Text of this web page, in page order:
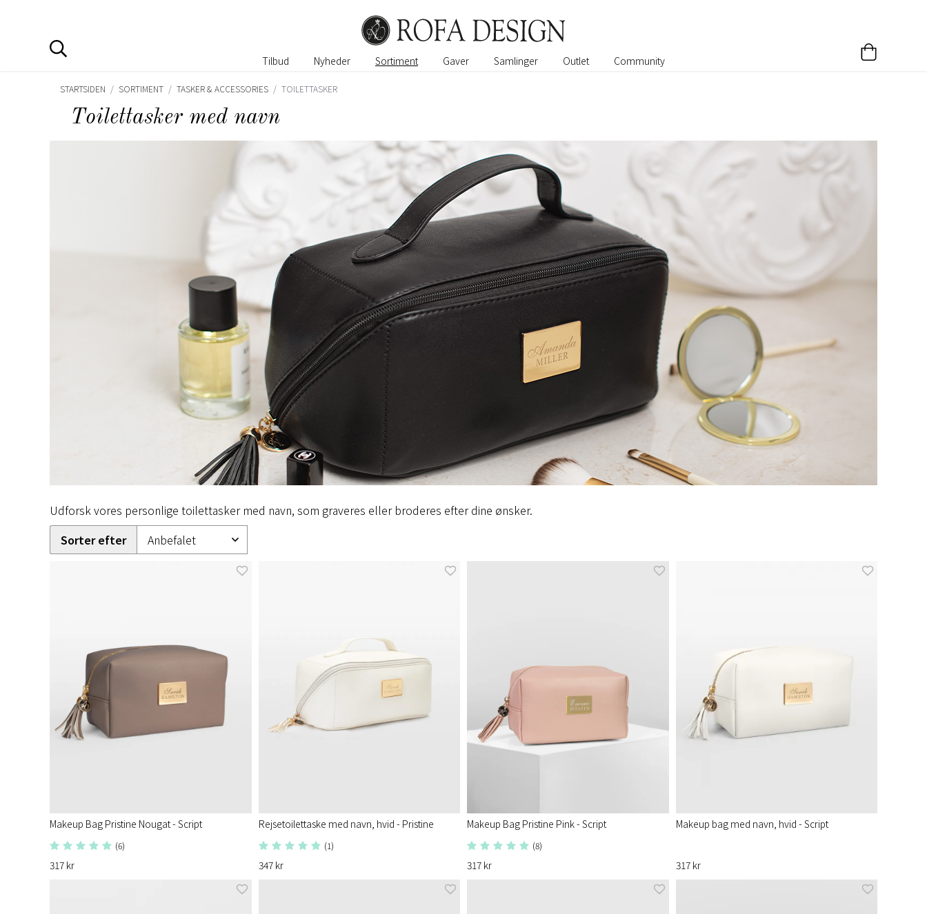
Tilbud Nyheder Sortiment Gaver Samlinger Outlet Community
STARTSIDEN / SORTIMENT / TASKER & ACCESSORIES / TOILETTASKER
Toilettasker med navn
Udforsk vores personlige toilettasker med navn, som graveres eller broderes efter dine ønsker.
Sorter efter
Makeup Bag Pristine Nougat - Script
(6)
317 kr
Rejsetoilettaske med navn, hvid - Pristine
(1)
347 kr
Makeup Bag Pristine Pink - Script
(8)
317 kr
Makeup bag med navn, hvid - Script
317 kr